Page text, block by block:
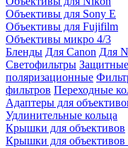
Объективы для Sony E
Объективы для Fujifilm
Объективы микро 4/3
Бленды Для Canon Для
Светофильтры
поляризационные
фильтров Переходные
Адаптеры для
Удлинительные кольца
Крышки для объективов
Крышки для